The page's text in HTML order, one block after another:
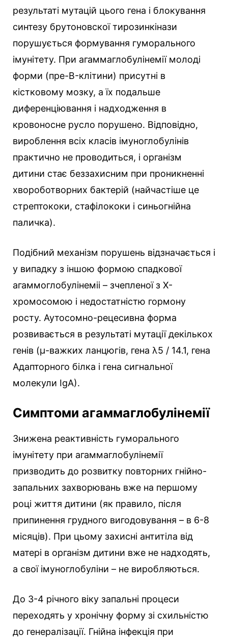
результаті мутацій цього гена і блокування
синтезу брутоновскої тирозинкінази
порушується формування гуморального
імунітету. При агаммаглобулінемії молоді
форми (пре-B-клітини) присутні в
кістковому мозку, а їх подальше
диференціювання і надходження в
кровоносне русло порушено. Відповідно,
вироблення всіх класів імуноглобулінів
практично не проводиться, і організм
дитини стає беззахисним при проникненні
хвороботворних бактерій (найчастіше це
стрептококи, стафілококи і синьогнійна
паличка).
Подібний механізм порушень відзначається і
у випадку з іншою формою спадкової
агаммоглобулінеміі – зчепленої з X-
хромосомою і недостатністю гормону
росту. Аутосомно-рецесивна форма
розвивається в результаті мутації декількох
генів (μ-важких ланцюгів, гена λ5 / 14.1, гена
Адапторного білка і гена сигнальної
молекули IgА).
Симптоми агаммаглобулінемії
Знижена реактивність гуморального
імунітету при агаммаглобулінемії
призводить до розвитку повторних гнійно-
запальних захворювань вже на першому
році життя дитини (як правило, після
припинення грудного вигодовування – в 6-8
місяців). При цьому захисні антитіла від
матері в організм дитини вже не надходять,
а свої імуноглобуліни – не виробляються.
До 3-4 річного віку запальні процеси
переходять у хронічну форму зі схильністю
до генералізації. Гнійна інфекція при